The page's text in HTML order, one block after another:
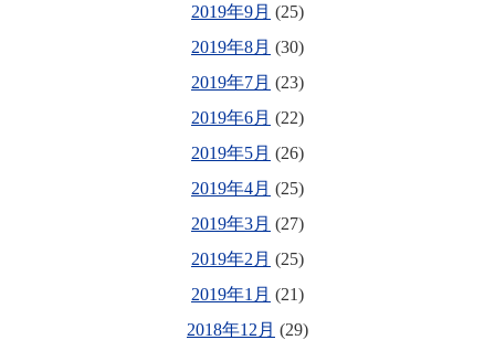
2019年9月 (25)
2019年8月 (30)
2019年7月 (23)
2019年6月 (22)
2019年5月 (26)
2019年4月 (25)
2019年3月 (27)
2019年2月 (25)
2019年1月 (21)
2018年12月 (29)